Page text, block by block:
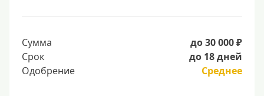
Сумма
до 30 000 ₽
Срок
до 18 дней
Одобрение
Среднее